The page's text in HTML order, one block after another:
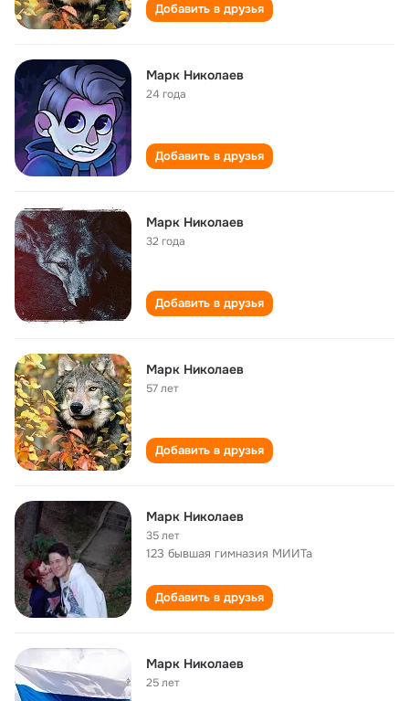
Добавить в друзья
Марк Николаев
24 года
Добавить в друзья
Марк Николаев
32 года
Добавить в друзья
Марк Николаев
57 лет
Добавить в друзья
Марк Николаев
35 лет
123 бывшая гимназия МИИТа
Добавить в друзья
Марк Николаев
25 лет